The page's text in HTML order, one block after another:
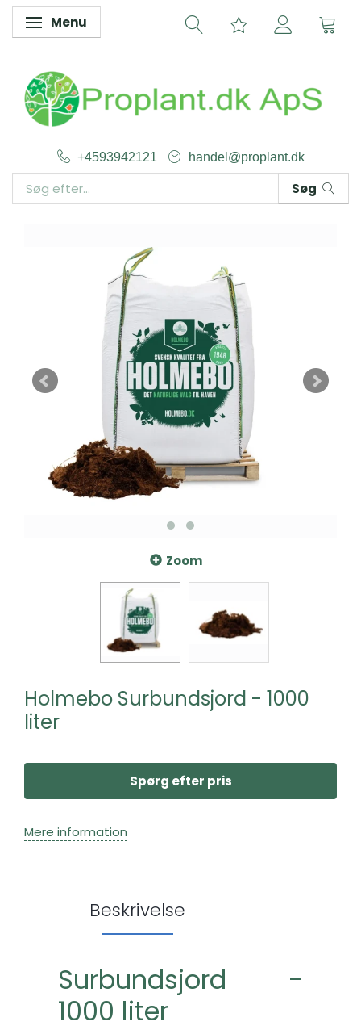
Skifte navigation
Menu
+4593942121 handel@proplant.dk
Søg
Zoom
Holmebo Surbundsjord - 1000
liter
Spørg efter pris
Mere information
Beskrivelse
Surbundsjord -
1000 liter